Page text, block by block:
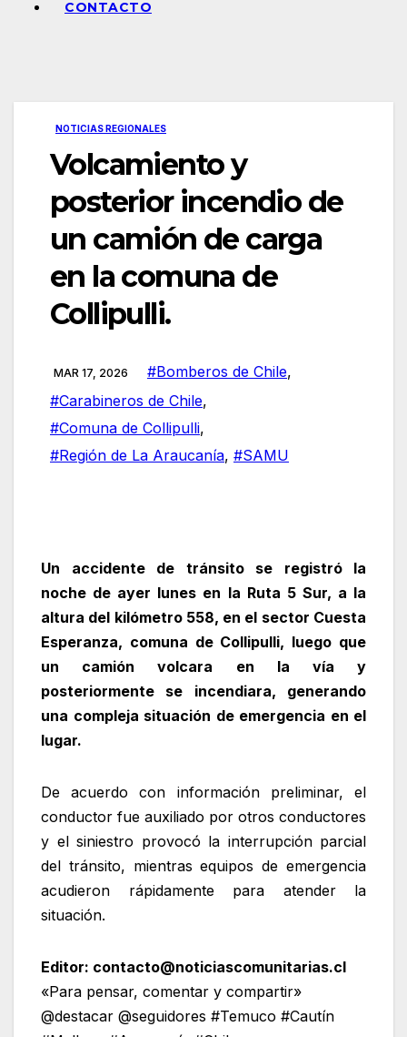
CONTACTO
NOTICIAS REGIONALES
Volcamiento y
posterior incendio de
un camión de carga
en la comuna de
Collipulli.
MAR 17, 2026 #Bomberos de Chile,
#Carabineros de Chile,
#Comuna de Collipulli,
#Región de La Araucanía, #SAMU
Un accidente de tránsito se registró la
noche de ayer lunes en la Ruta 5 Sur, a la
altura del kilómetro 558, en el sector Cuesta
Esperanza, comuna de Collipulli, luego que
un camión volcara en la vía y
posteriormente se incendiara, generando
una compleja situación de emergencia en el
lugar.
De acuerdo con información preliminar, el
conductor fue auxiliado por otros conductores
y el siniestro provocó la interrupción parcial
del tránsito, mientras equipos de emergencia
acudieron rápidamente para atender la
situación.
Editor: contacto@noticiascomunitarias.cl
«Para pensar, comentar y compartir»
@destacar @seguidores #Temuco #Cautín